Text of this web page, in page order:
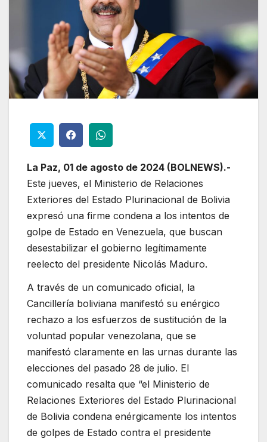
La Paz, 01 de agosto de 2024 (BOLNEWS).-
Este jueves, el Ministerio de Relaciones
Exteriores del Estado Plurinacional de Bolivia
expresó una firme condena a los intentos de
golpe de Estado en Venezuela, que buscan
desestabilizar el gobierno legítimamente
reelecto del presidente Nicolás Maduro.
A través de un comunicado oficial, la
Cancillería boliviana manifestó su enérgico
rechazo a los esfuerzos de sustitución de la
voluntad popular venezolana, que se
manifestó claramente en las urnas durante las
elecciones del pasado 28 de julio. El
comunicado resalta que “el Ministerio de
Relaciones Exteriores del Estado Plurinacional
de Bolivia condena enérgicamente los intentos
de golpes de Estado contra el presidente